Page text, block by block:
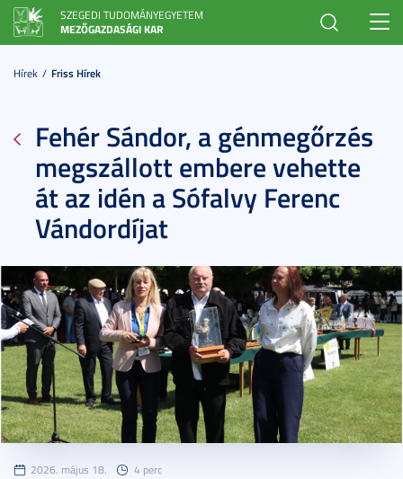
SZEGEDI TUDOMÁNYEGYETEM
MEZŐGAZDASÁGI KAR
Hírek Friss Hírek
Fehér Sándor, a génmegőrzés
megszállott embere vehette
át az idén a Sófalvy Ferenc
Vándordíjat
2026. május 18. 4 perc